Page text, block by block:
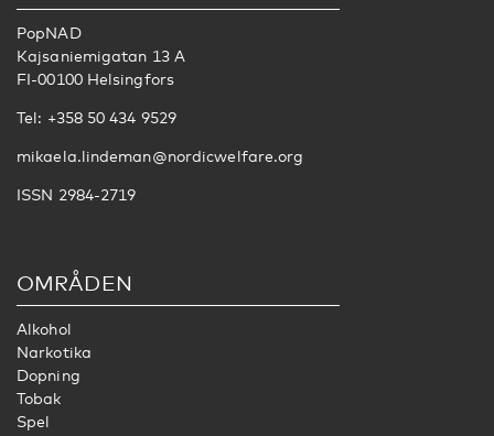
PopNAD
Kajsaniemigatan 13 A
FI-00100 Helsingfors
Tel: +358 50 434 9529
mikaela.lindeman@nordicwelfare.org
ISSN 2984-2719
OMRÅDEN
Alkohol
Narkotika
Dopning
Tobak
Spel